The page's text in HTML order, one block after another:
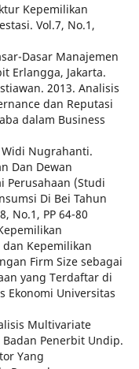
Kepemilikan
Vol.7, No.1,
Dasar Manajemen
Erlangga, Jakarta.
2013. Analisis
dan Reputasi
dalam Business
Nugrahanti.
Dan Dewan
Perusahaan (Studi
Di Bei Tahun
No.1, PP 64-80
Kepemilikan
Firm Size sebagai
yang Terdaftar di
Ekonomi Universitas
Multivariate
Badan Penerbit Undip.
Yang